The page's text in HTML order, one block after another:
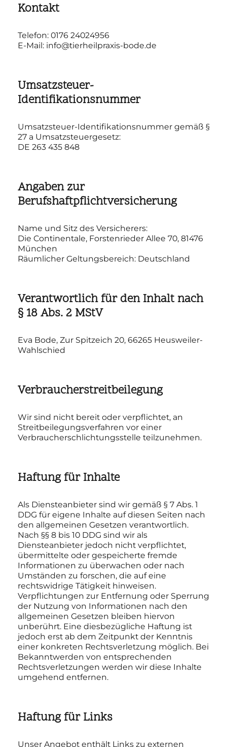
Kontakt
Telefon: 0176 24024956
E-Mail: info@tierheilpraxis-bode.de
Umsatzsteuer-
Identifikationsnummer
Umsatzsteuer-Identifikationsnummer gemäß §
27 a Umsatzsteuergesetz:
DE 263 435 848
Angaben zur
Berufshaftpflichtversicherung
Name und Sitz des Versicherers:
Die Continentale, Forstenrieder Allee 70, 81476
München
Räumlicher Geltungsbereich: Deutschland
Verantwortlich für den Inhalt nach
§ 18 Abs. 2 MStV
Eva Bode, Zur Spitzeich 20, 66265 Heusweiler-
Wahlschied
Verbraucherstreitbeilegung
Wir sind nicht bereit oder verpflichtet, an
Streitbeilegungsverfahren vor einer
Verbraucherschlichtungsstelle teilzunehmen.
Haftung für Inhalte
Als Diensteanbieter sind wir gemäß § 7 Abs. 1
DDG für eigene Inhalte auf diesen Seiten nach
den allgemeinen Gesetzen verantwortlich.
Nach §§ 8 bis 10 DDG sind wir als
Diensteanbieter jedoch nicht verpflichtet,
übermittelte oder gespeicherte fremde
Informationen zu überwachen oder nach
Umständen zu forschen, die auf eine
rechtswidrige Tätigkeit hinweisen.
Verpflichtungen zur Entfernung oder Sperrung
der Nutzung von Informationen nach den
allgemeinen Gesetzen bleiben hiervon
unberührt. Eine diesbezügliche Haftung ist
jedoch erst ab dem Zeitpunkt der Kenntnis
einer konkreten Rechtsverletzung möglich. Bei
Bekanntwerden von entsprechenden
Rechtsverletzungen werden wir diese Inhalte
umgehend entfernen.
Haftung für Links
Unser Angebot enthält Links zu externen